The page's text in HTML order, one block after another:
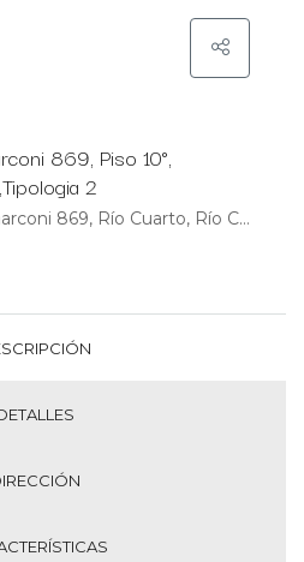
869, Piso 10°,
2
869, Río Cuarto, Río Cuarto